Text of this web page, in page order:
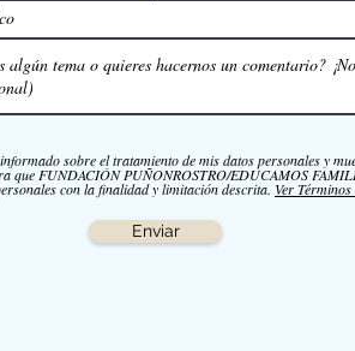
sobre el tratamiento de mis datos personales y
que FUNDACIÓN PUÑONROSTRO/EDUCAMOS
con la finalidad y limitación descrita. Ver
Enviar